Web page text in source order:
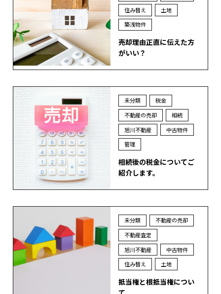
住み替え
土地
築浅物件
売却理由正直に伝えた方
がいい？
未分類
税金
不動産の売却
相続
旭川不動産
中古物件
管理
相続後の税金についてご
紹介します。
未分類
不動産の売却
不動産査定
旭川不動産
中古物件
住み替え
土地
抵当権と根抵当権につい